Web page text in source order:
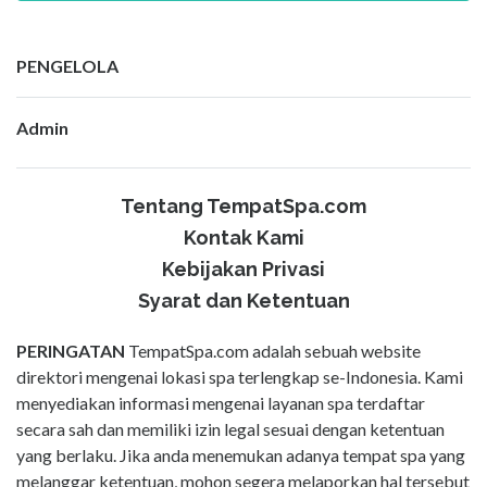
PENGELOLA
Admin
Tentang TempatSpa.com
Kontak Kami
Kebijakan Privasi
Syarat dan Ketentuan
PERINGATAN TempatSpa.com adalah sebuah website
direktori mengenai lokasi spa terlengkap se-Indonesia. Kami
menyediakan informasi mengenai layanan spa terdaftar
secara sah dan memiliki izin legal sesuai dengan ketentuan
yang berlaku. Jika anda menemukan adanya tempat spa yang
melanggar ketentuan, mohon segera melaporkan hal tersebut